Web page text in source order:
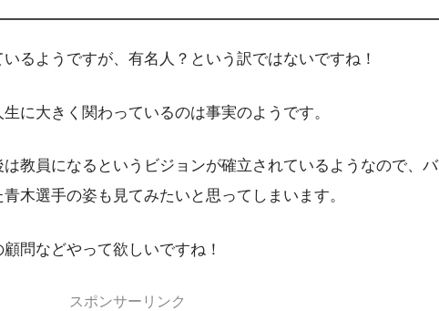
いるようですが、有名人？という訳ではないですね！
に大きく関わっているのは事実のようです。
教員になるというビジョンが確立されているようなので、バ
木選手の姿も見てみたいと思ってしまいます。
問などやって欲しいですね！
スポンサーリンク